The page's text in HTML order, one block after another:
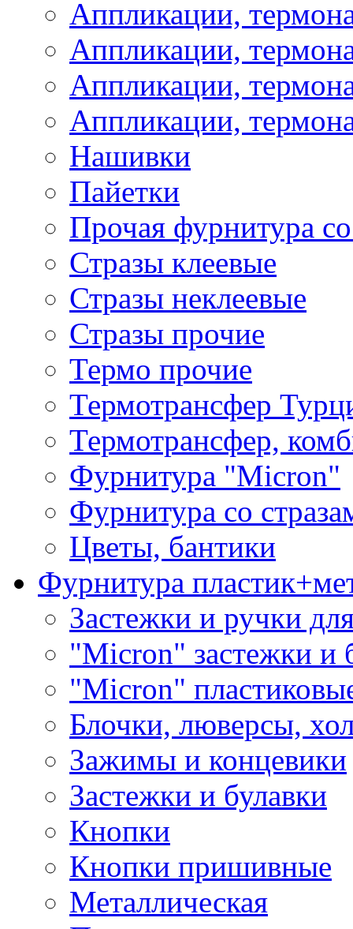
Аппликации,
Аппликации,
Аппликации,
Аппликации,
Нашивки
Пайетки
Прочая фурнитура
Стразы клеевые
Стразы неклеевые
Стразы прочие
Термо прочие
Термотрансфер
Термотрансфер,
Фурнитура "Micron"
Фурнитура со
Цветы, бантики
Фурнитура
Застежки и ручки
"Micron" застежки и
"Micron"
Блочки, люверсы,
Зажимы и концевики
Застежки и булавки
Кнопки
Кнопки пришивные
Металлическая